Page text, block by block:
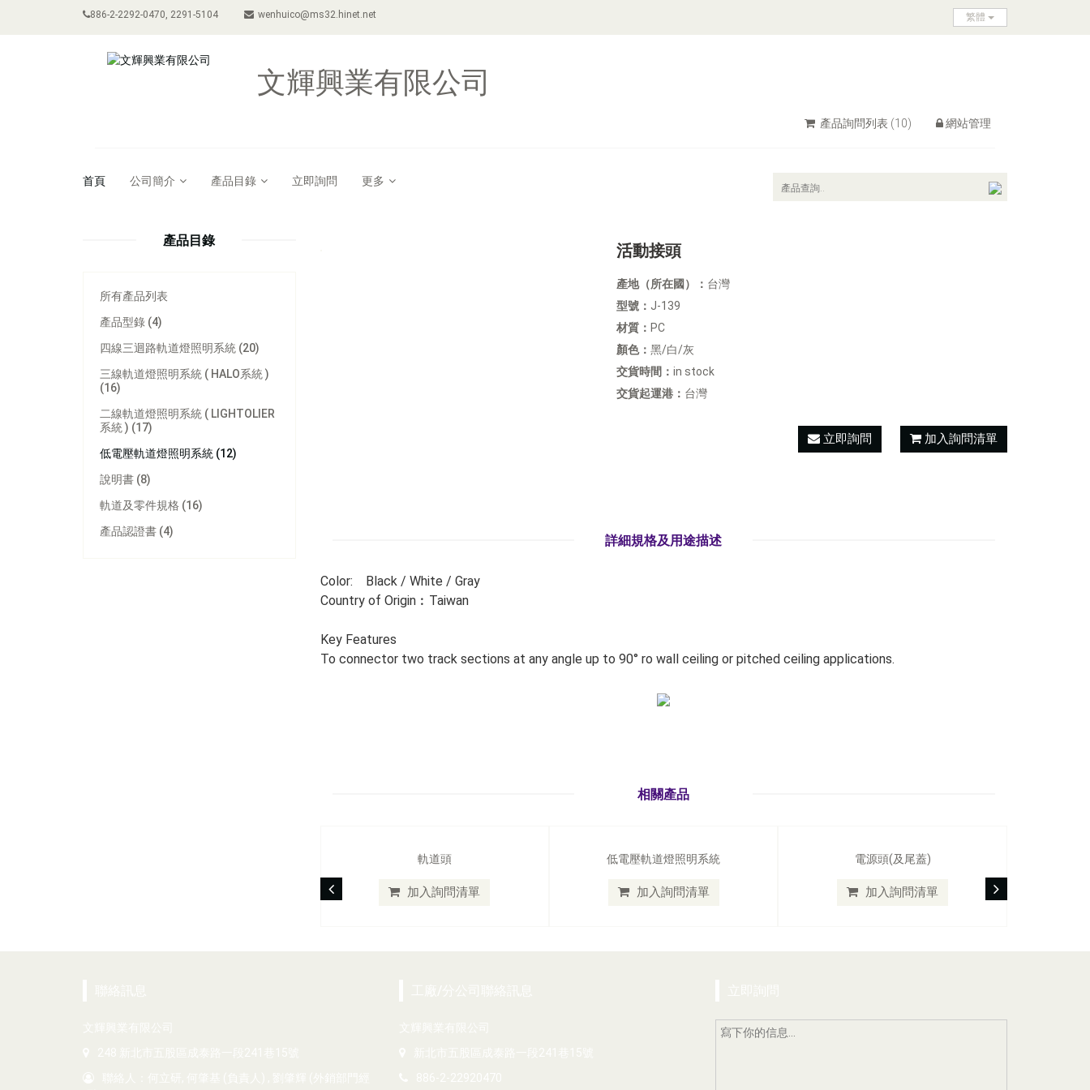
886-2-2292-0470, 2291-5104 wenhuico@ms32.hinet.net 繁體
文輝興業有限公司
產品詢問列表 (10) 網站管理
首頁 公司簡介 產品目錄 立即詢問 更多
產品目錄
所有產品列表
產品型錄 (4)
四線三迴路軌道燈照明系統 (20)
三線軌道燈照明系統 ( HALO系統 )
(16)
二線軌道燈照明系統 ( LIGHTOLIER
系統 ) (17)
低電壓軌道燈照明系統 (12)
說明書 (8)
軌道及零件規格 (16)
產品認證書 (4)
活動接頭
產地（所在國）： 台灣
型號： J-139
材質： PC
顏色：黑/白/灰
交貨時間：in stock
交貨起運港： 台灣
立即詢問 加入詢問清單
詳細規格及用途描述
Color: Black / White / Gray
Country of Origin︰Taiwan
Key Features
To connector two track sections at any angle up to 90° ro wall ceiling or pitched ceiling applications.
相關產品
軌道頭
加入詢問清單
低電壓軌道燈照明系統
加入詢問清單
電源頭(及尾蓋)
加入詢問清單